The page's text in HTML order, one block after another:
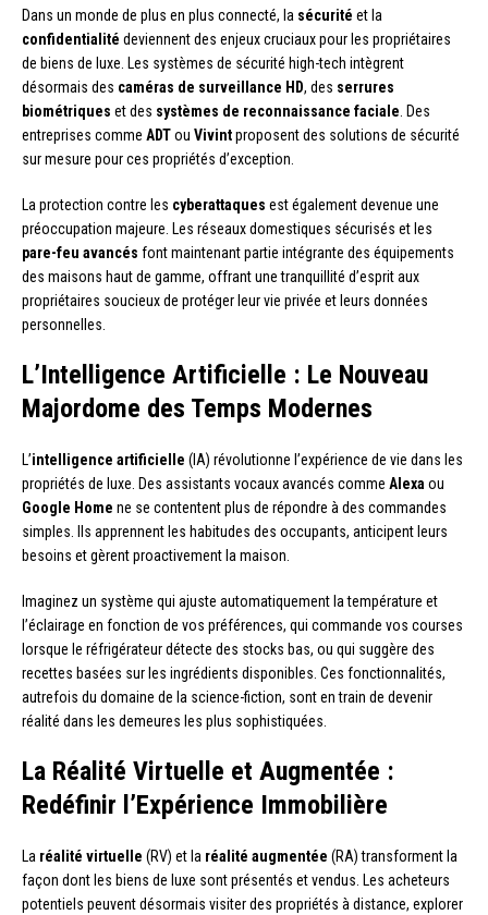
Dans un monde de plus en plus connecté, la sécurité et la
confidentialité deviennent des enjeux cruciaux pour les propriétaires
de biens de luxe. Les systèmes de sécurité high-tech intègrent
désormais des caméras de surveillance HD, des serrures
biométriques et des systèmes de reconnaissance faciale. Des
entreprises comme ADTou Vivintproposent des solutions de sécurité
sur mesure pour ces propriétés d’exception.
La protection contre les cyberattaques est également devenue une
préoccupation majeure. Les réseaux domestiques sécurisés et les
pare-feu avancés font maintenant partie intégrante des équipements
des maisons haut de gamme, offrant une tranquillité d’esprit aux
propriétaires soucieux de protéger leur vie privée et leurs données
personnelles.
L’Intelligence Artificielle : Le Nouveau
Majordome des Temps Modernes
L’intelligence artificielle (IA) révolutionne l’expérience de vie dans les
propriétés de luxe. Des assistants vocaux avancés comme Alexa ou
Google Home ne se contentent plus de répondre à des commandes
simples. Ils apprennent les habitudes des occupants, anticipent leurs
besoins et gèrent proactivement la maison.
Imaginez un système qui ajuste automatiquement la température et
l’éclairage en fonction de vos préférences, qui commande vos courses
lorsque le réfrigérateur détecte des stocks bas, ou qui suggère des
recettes basées sur les ingrédients disponibles. Ces fonctionnalités,
autrefois du domaine de la science-fiction, sont en train de devenir
réalité dans les demeures les plus sophistiquées.
La Réalité Virtuelle et Augmentée :
Redéfinir l’Expérience Immobilière
La réalité virtuelle (RV) et la réalité augmentée (RA) transforment la
façon dont les biens de luxe sont présentés et vendus. Les acheteurs
potentiels peuvent désormais visiter des propriétés à distance, explorer